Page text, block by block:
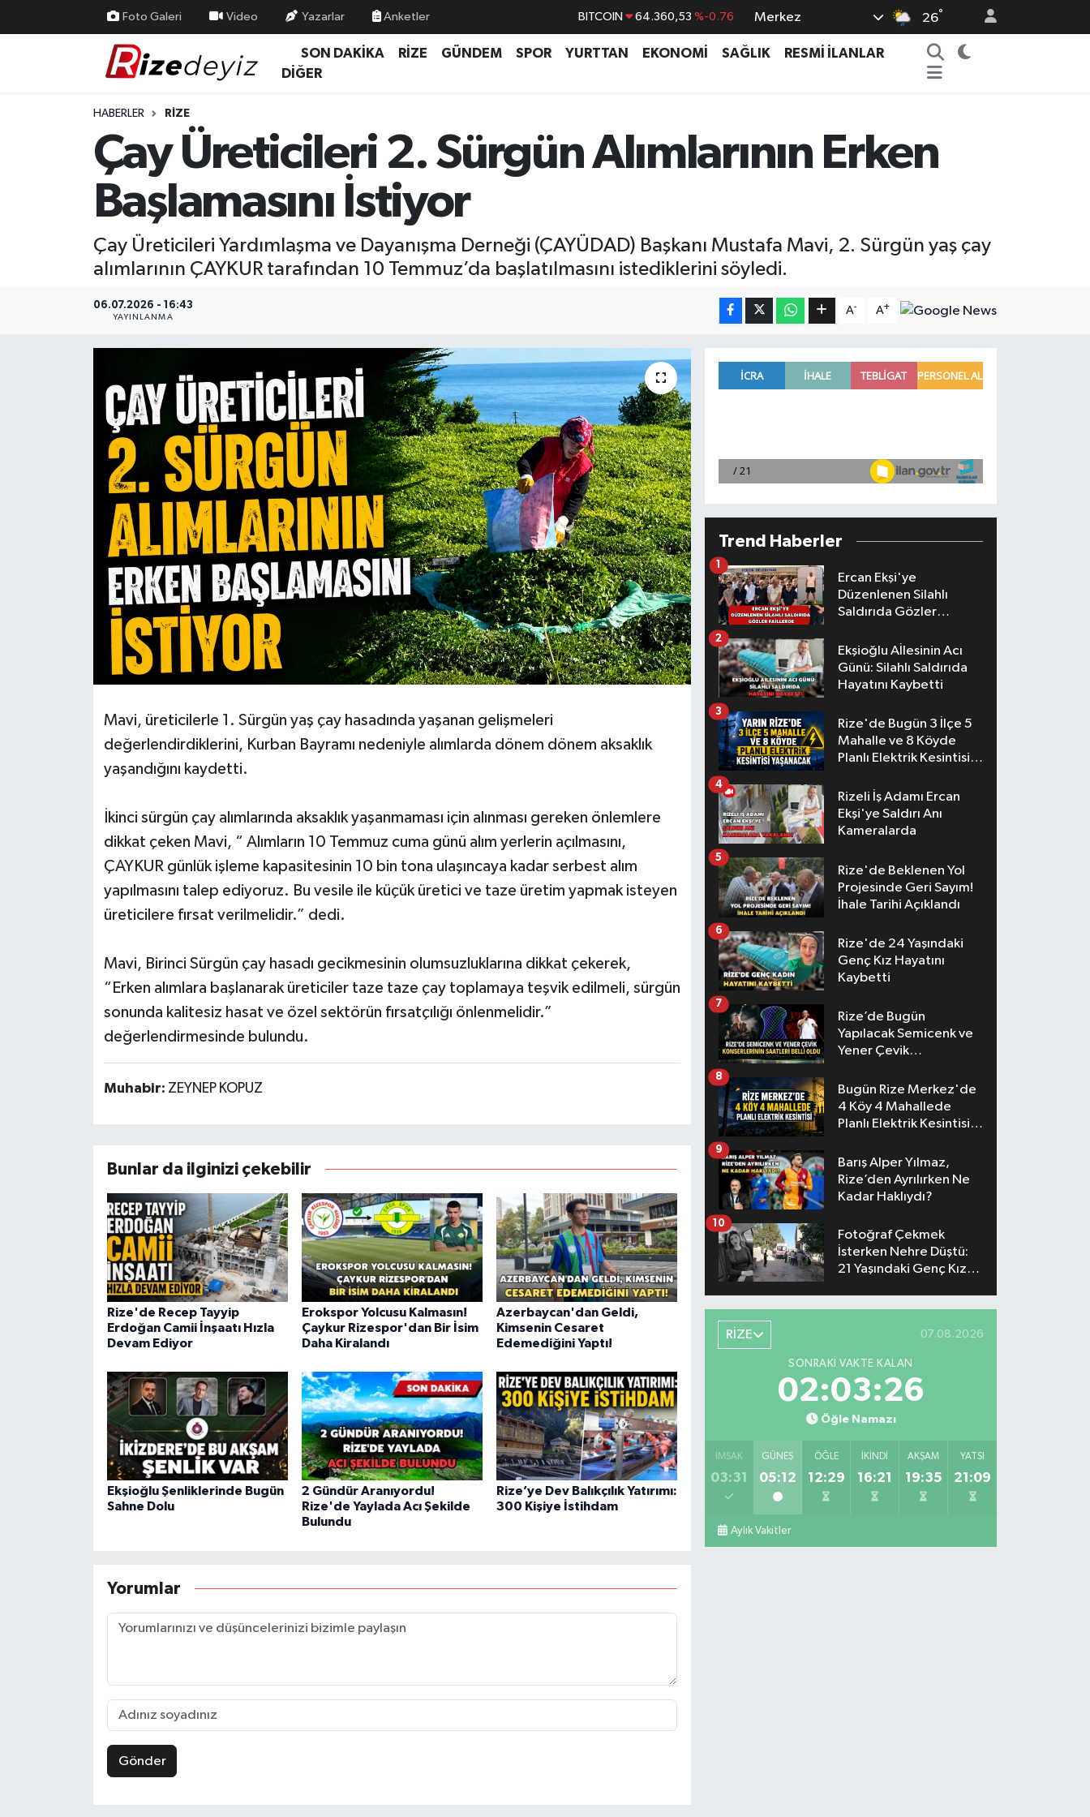
Foto Galeri Video Yazarlar Anketler BITCOIN 64.360,53 %-0.76
DOLAR 47,7069 %0.17
GRAM ALTIN 6574.81
BİST100 13.887 %64
Merkez 26°
SON DAKİKA RİZE GÜNDEM SPOR YURTTAN EKONOMİ SAĞLIK
RESMİ İLANLAR
DİĞER
HABERLER RIZE
Çay Üreticileri 2. Sürgün Alımlarının Erken
Başlamasını İstiyor
Çay Üreticileri Yardımlaşma ve Dayanışma Derneği (ÇAYÜDAD) Başkanı Mustafa Mavi, 2. Sürgün yaş çay
alımlarının ÇAYKUR tarafından 10 Temmuz’da başlatılmasını istediklerini söyledi.
06.07.2026 - 16:43
YAYINLANMA
A- A+
Mavi, üreticilerle 1. Sürgün yaş çay hasadında yaşanan gelişmeleri
değerlendirdiklerini, Kurban Bayramı nedeniyle alımlarda dönem dönem aksaklık
yaşandığını kaydetti.
İkinci sürgün çay alımlarında aksaklık yaşanmaması için alınması gereken önlemlere
dikkat çeken Mavi, “ Alımların 10 Temmuz cuma günü alım yerlerin açılmasını,
ÇAYKUR günlük işleme kapasitesinin 10 bin tona ulaşıncaya kadar serbest alım
yapılmasını talep ediyoruz. Bu vesile ile küçük üretici ve taze üretim yapmak isteyen
üreticilere fırsat verilmelidir.” dedi.
Mavi, Birinci Sürgün çay hasadı gecikmesinin olumsuzluklarına dikkat çekerek,
“Erken alımlara başlanarak üreticiler taze taze çay toplamaya teşvik edilmeli, sürgün
sonunda kalitesiz hasat ve özel sektörün fırsatçılığı önlenmelidir.”
değerlendirmesinde bulundu.
Muhabir: ZEYNEP KOPUZ
Bunlar da ilginizi çekebilir
Rize'de Recep Tayyip
Erdoğan Camii İnşaatı Hızla
Devam Ediyor
Erokspor Yolcusu Kalmasın!
Çaykur Rizespor'dan Bir İsim
Daha Kiralandı
Azerbaycan'dan Geldi,
Kimsenin Cesaret
Edemediğini Yaptı!
Ekşioğlu Şenliklerinde Bugün
Sahne Dolu
2 Gündür Aranıyordu!
Rize'de Yaylada Acı Şekilde
Bulundu
Rize’ye Dev Balıkçılık Yatırımı:
300 Kişiye İstihdam
Yorumlar
Gönder
Trend Haberler
Ercan Ekşi'ye
Düzenlenen Silahlı
Saldırıda Gözler
1
Ekşioğlu Aİlesinin Acı
Günü: Silahlı Saldırıda
Hayatını Kaybetti
2
Rize'de Bugün 3 İlçe 5
Mahalle ve 8 Köyde
Planlı Elektrik Kesintisi
3
Rizeli İş Adamı Ercan
Ekşi'ye Saldırı Anı
Kameralarda
4
Rize'de Beklenen Yol
Projesinde Geri Sayım!
İhale Tarihi Açıklandı
5
Rize'de 24 Yaşındaki
Genç Kız Hayatını
Kaybetti
6
Rize’de Bugün
Yapılacak Semicenk ve
Yener Çevik
Belli Oldu
7
Bugün Rize Merkez'de
4 Köy 4 Mahallede
Planlı Elektrik Kesintisi
8
Barış Alper Yılmaz,
Rize’den Ayrılırken Ne
Kadar Haklıydı?
9
Fotoğraf Çekmek
İsterken Nehre Düştü:
21 Yaşındaki Genç Kız
10
RİZE 07.08.2026
SONRAKI VAKTE KALAN
02:03:25
Öğle Namazı
İMSAK
03:31
GÜNEŞ
05:12
ÖĞLE
12:29
İKINDI
16:21
AKŞAM
19:35
YATSI
21:09
Aylık Vakitler
Yurttan Haberler
Ekonomi
Rize Nöbetçi Eczaneler
Rize Trafik Yoğunluk Haritası
Süper Lig Puan Durumu ve Fikstür
Son Dakika Haberleri
Haber Arşivi